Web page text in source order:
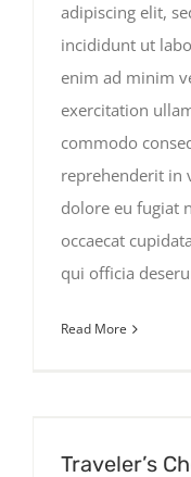
adipiscing elit,
incididunt ut
enim ad minim
exercitation
commodo
reprehenderit in
dolore eu fugiat
occaecat
qui officia
Read More
Traveler’s